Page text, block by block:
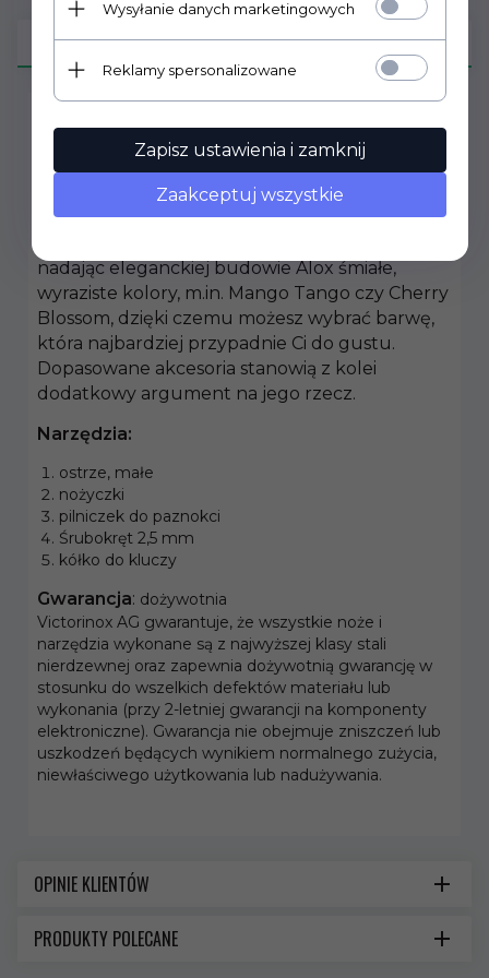
OPIS PRODUKTU
Scyzoryk Victorinox Classic Alox
"Wet Sand" 0.6221.255G
Od ponad stu lat model Classic Alox jest ikoną
nadając eleganckiej budowie Alox śmiałe,
wyraziste kolory, m.in. Mango Tango czy Cherry
Blossom, dzięki czemu możesz wybrać barwę,
która najbardziej przypadnie Ci do gustu.
Dopasowane akcesoria stanowią z kolei
dodatkowy argument na jego rzecz.
Narzędzia:
ostrze, małe
nożyczki
pilniczek do paznokci
Śrubokręt 2,5 mm
kółko do kluczy
Gwarancja: dożywotnia
Victorinox AG gwarantuje, że wszystkie noże i
narzędzia wykonane są z najwyższej klasy stali
nierdzewnej oraz zapewnia dożywotnią gwarancję w
stosunku do wszelkich defektów materiału lub
wykonania (przy 2-letniej gwarancji na komponenty
elektroniczne). Gwarancja nie obejmuje zniszczeń lub
uszkodzeń będących wynikiem normalnego zużycia,
niewłaściwego użytkowania lub nadużywania.
OPINIE KLIENTÓW
PRODUKTY POLECANE
Wysyłanie danych marketingowych
Reklamy spersonalizowane
Zapisz ustawienia i zamknij
Zaakceptuj wszystkie